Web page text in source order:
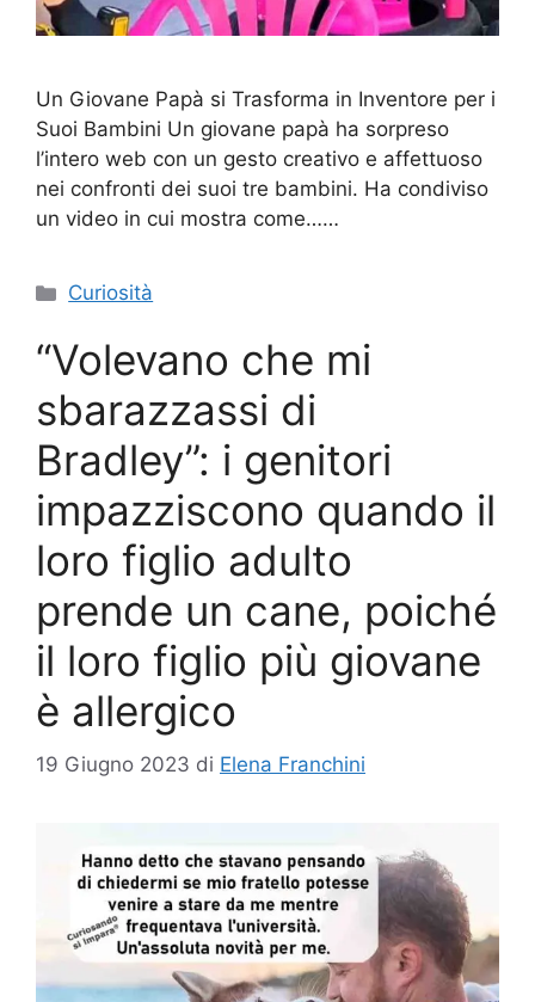
Un Giovane Papà si Trasforma in Inventore per i
Suoi Bambini Un giovane papà ha sorpreso
l’intero web con un gesto creativo e affettuoso
nei confronti dei suoi tre bambini. Ha condiviso
un video in cui mostra come……
Categorie
Curiosità
“Volevano che mi
sbarazzassi di
Bradley”: i genitori
impazziscono quando il
loro figlio adulto
prende un cane, poiché
il loro figlio più giovane
è allergico
19 Giugno 2023 di Elena Franchini